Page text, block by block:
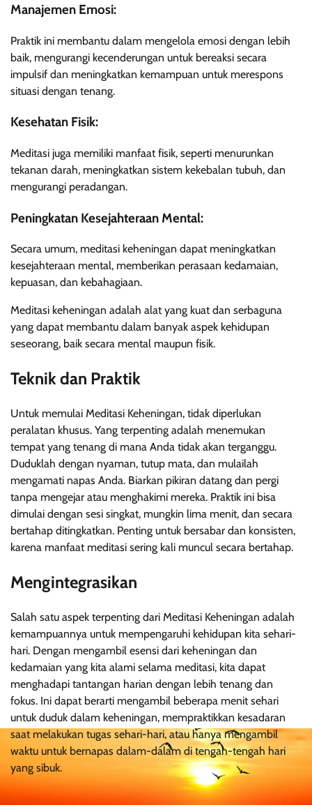
Manajemen Emosi:
Praktik ini membantu dalam mengelola emosi dengan lebih
baik, mengurangi kecenderungan untuk bereaksi secara
impulsif dan meningkatkan kemampuan untuk merespons
situasi dengan tenang.
Kesehatan Fisik:
Meditasi juga memiliki manfaat fisik, seperti menurunkan
tekanan darah, meningkatkan sistem kekebalan tubuh, dan
mengurangi peradangan.
Peningkatan Kesejahteraan Mental:
Secara umum, meditasi keheningan dapat meningkatkan
kesejahteraan mental, memberikan perasaan kedamaian,
kepuasan, dan kebahagiaan.
Meditasi keheningan adalah alat yang kuat dan serbaguna
yang dapat membantu dalam banyak aspek kehidupan
seseorang, baik secara mental maupun fisik.
Teknik dan Praktik
Untuk memulai Meditasi Keheningan, tidak diperlukan
peralatan khusus. Yang terpenting adalah menemukan
tempat yang tenang di mana Anda tidak akan terganggu.
Duduklah dengan nyaman, tutup mata, dan mulailah
mengamati napas Anda. Biarkan pikiran datang dan pergi
tanpa mengejar atau menghakimi mereka. Praktik ini bisa
dimulai dengan sesi singkat, mungkin lima menit, dan secara
bertahap ditingkatkan. Penting untuk bersabar dan konsisten,
karena manfaat meditasi sering kali muncul secara bertahap.
Mengintegrasikan
Salah satu aspek terpenting dari Meditasi Keheningan adalah
kemampuannya untuk mempengaruhi kehidupan kita sehari-
hari. Dengan mengambil esensi dari keheningan dan
kedamaian yang kita alami selama meditasi, kita dapat
menghadapi tantangan harian dengan lebih tenang dan
fokus. Ini dapat berarti mengambil beberapa menit sehari
untuk duduk dalam keheningan, mempraktikkan kesadaran
saat melakukan tugas sehari-hari, atau hanya mengambil
waktu untuk bernapas dalam-dalam di tengah-tengah hari
yang sibuk.